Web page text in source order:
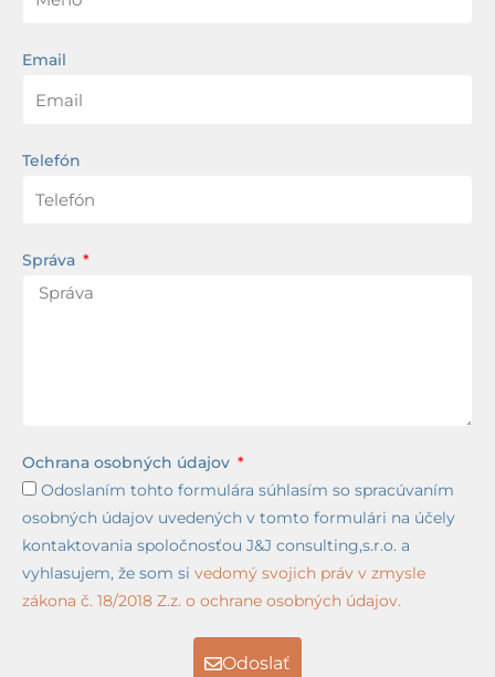
Email
Telefón
Správa
Ochrana osobných údajov
Odoslaním tohto formulára súhlasím so spracúvaním
osobných údajov uvedených v tomto formulári na účely
kontaktovania spoločnosťou J&J consulting,s.r.o. a
vyhlasujem, že som si vedomý svojich práv v zmysle
zákona č. 18/2018 Z.z. o ochrane osobných údajov.
Odoslať